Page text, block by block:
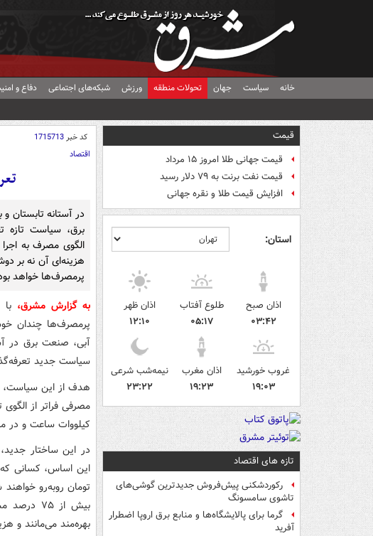
خانه سیاست جهان تحولات منطقه ورزش شبکه‌های اجتماعی دفاع و
قیمت
قیمت جهانی طلا امروز ۱۵ مرداد
قیمت نفت برنت به ۷۹ دلار رسید
افزایش قیمت طلا و نقره جهانی
استان:
اذان صبح
۰۳:۴۲
طلوع آفتاب
۰۵:۱۷
اذان ظهر
۱۲:۱۰
غروب خورشید
۱۹:۰۳
اذان مغرب
۱۹:۲۳
نیمه‌شب شرعی
۲۳:۲۲
تازه های اقتصاد
رکوردشکنی پیش‌فروش جدیدترین گوشی‌های
تاشوی سامسونگ
گرما برای پالایشگاه‌ها و منابع برق اروپا اضطرار
آفرید
کد خبر1715713
اقتصاد
در آستانه تابستان و
برق، سیاست تازه
الگوی مصرف به
هزینه‌ای آن نه بر
پرمصرف‌ها خواهد
به‌ گزارش مشرق،
پرمصرف‌ها چندان
آبی، صنعت برق در
سیاست جدید
هدف از این سیاست،
کیلووات ساعت و در ماه‌های گرم ۳۰۰
در این ساختار
تومان روبه‌رو
بیش از
بهره‌مند می‌مانند و هزینه‌ای حدود ۲۳ تا ۵۶